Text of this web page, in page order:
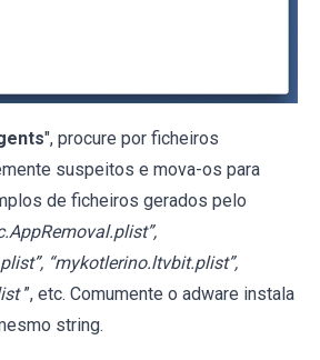
", procure por ficheiros
suspeitos e mova-os para
de ficheiros gerados pelo
“mykotlerino.ltvbit.plist”,
”, etc. Comumente o adware instala
string.